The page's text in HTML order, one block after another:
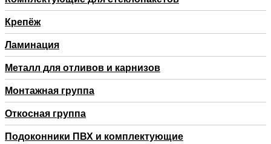
Крепёж
Ламинация
Металл для отливов и карнизов
Монтажная группа
Откосная группа
Подоконники ПВХ и комплектующие